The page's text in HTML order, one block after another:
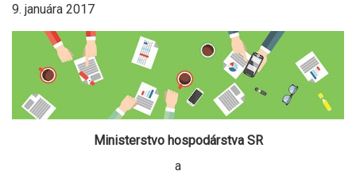
9. januára 2017
Ministerstvo hospodárstva SR
a